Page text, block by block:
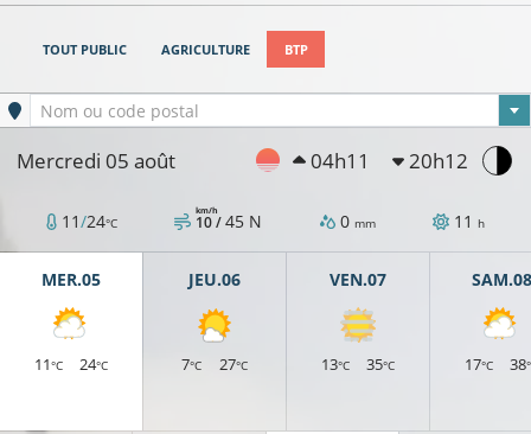
TOUT PUBLIC AGRICULTURE BTP
Ville sélectionnée
Nom ou code postal
Mercredi 05 août 04h11 20h12
11/24°C 10 /
km/h 45 N 0 mm 11 h
MER.05
11°C 24°C
JEU.06
7°C 27°C
VEN.07
13°C 35°C
SAM.08
17°C 38